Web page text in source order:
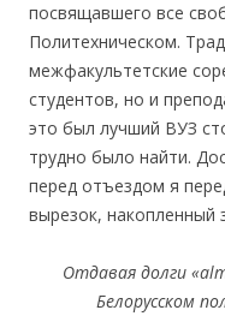
посвящавшего все
Политехническом.
межфакультетские
студентов, но и
это был лучший ВУЗ
трудно было найти.
перед отъездом я
вырезок, накопленный
Отдавая долги «
Белорусском